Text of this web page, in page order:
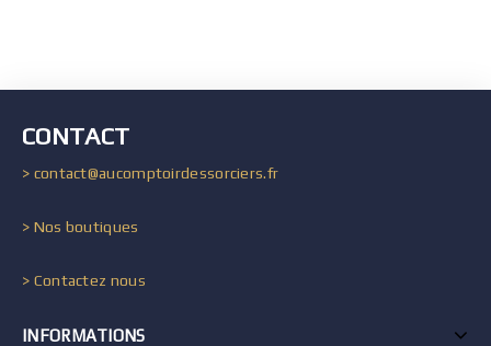
CONTACT
> contact@aucomptoirdessorciers.fr
> Nos boutiques
> Contactez nous
INFORMATIONS